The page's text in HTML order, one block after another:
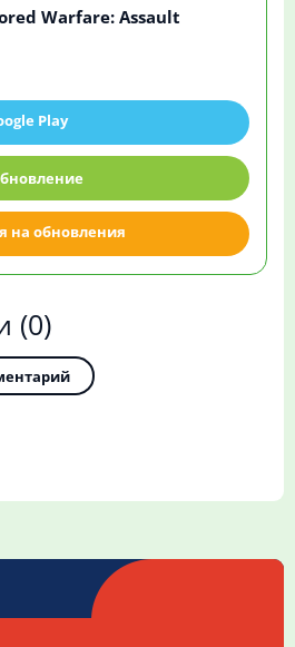
Warfare: Assault
Play
на обновления
(0)